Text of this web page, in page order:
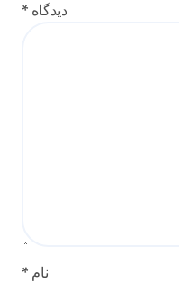
دیدگاه *
نام *